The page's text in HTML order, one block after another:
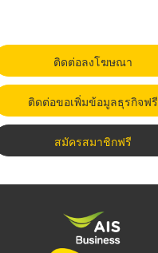
ติดต่อลงโฆษณา
ติดต่อขอเพิ่มข้อมูลธุรกิจฟรี
สมัครสมาชิกฟรี